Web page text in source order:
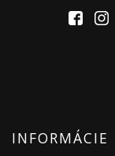
INFORMÁCIE